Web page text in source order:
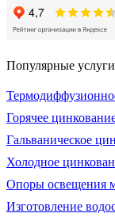
Популярные услуги
Горячее
Гальваническое
Холодное
Опоры освещения
Изготовление